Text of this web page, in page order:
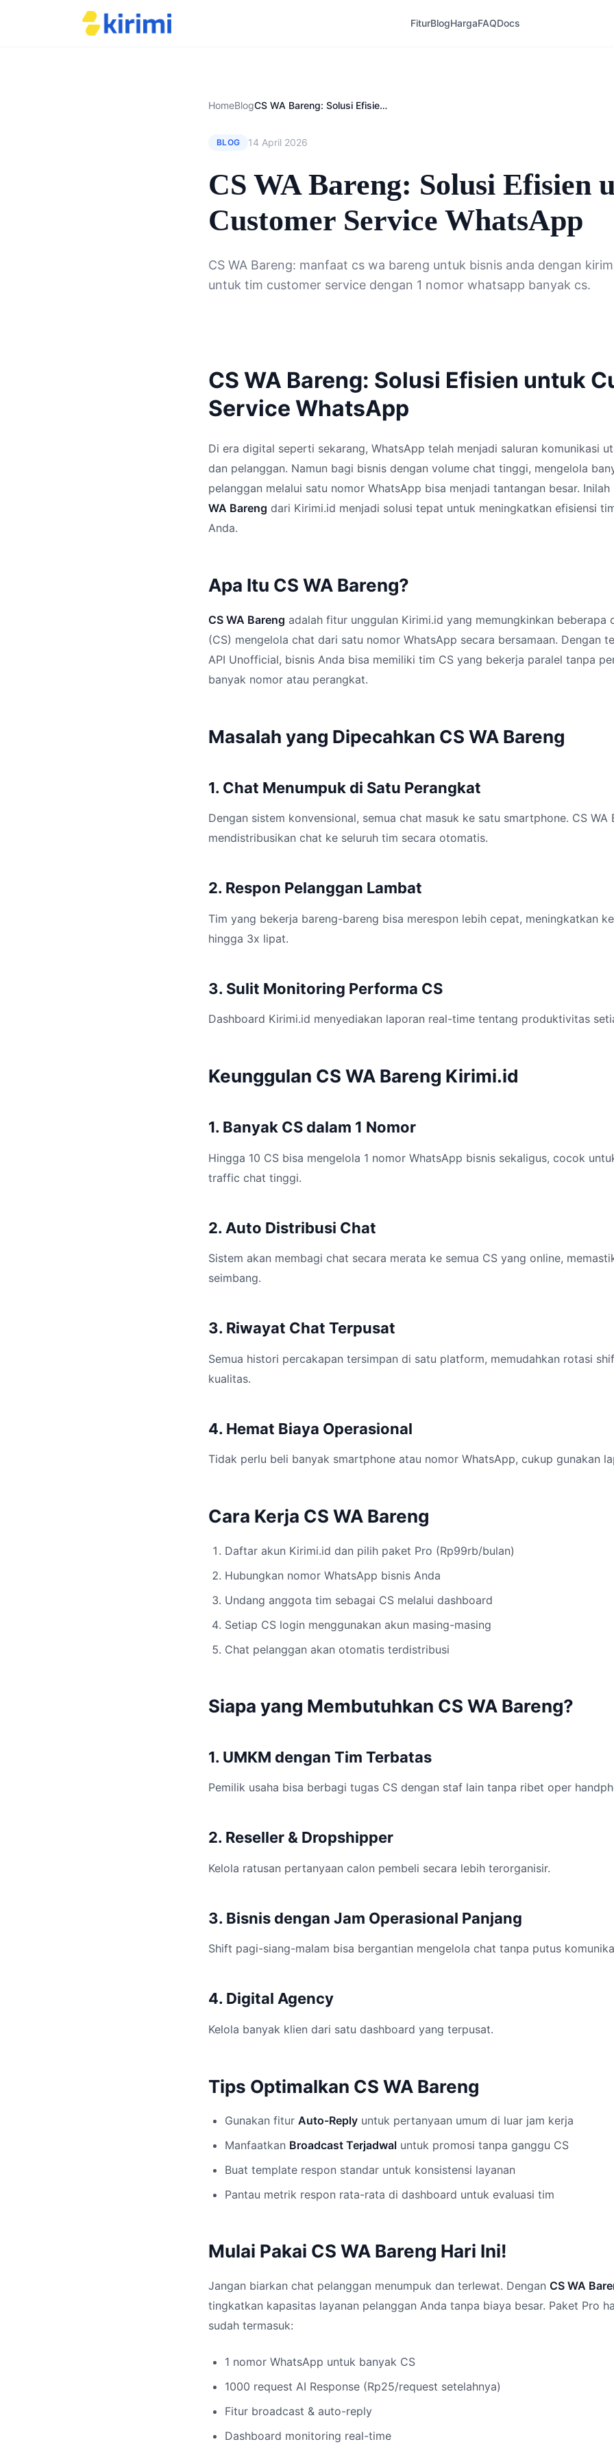
FiturBlogHargaFAQDocs
HomeBlog CS WA Bareng: Solusi Efisien untuk Customer Service WhatsApp
BLOG 14 April 2026
CS WA Bareng: Solusi Efisien
Customer Service WhatsApp
CS WA Bareng: manfaat cs wa bareng untuk bisnis anda dengan
untuk tim customer service dengan 1 nomor whatsapp banyak cs.
CS WA Bareng: Solusi Efisien untuk
Service WhatsApp
Di era digital seperti sekarang, WhatsApp telah menjadi saluran komunikasi
dan pelanggan. Namun bagi bisnis dengan volume chat tinggi, mengelola
pelanggan melalui satu nomor WhatsApp bisa menjadi tantangan besar.
WA Bareng dari Kirimi.id menjadi solusi tepat untuk meningkatkan efisiensi
Anda.
Apa Itu CS WA Bareng?
CS WA Bareng adalah fitur unggulan Kirimi.id yang memungkinkan beberapa
(CS) mengelola chat dari satu nomor WhatsApp secara bersamaan. Dengan
API Unofficial, bisnis Anda bisa memiliki tim CS yang bekerja paralel tanpa
banyak nomor atau perangkat.
Masalah yang Dipecahkan CS WA Bareng
1. Chat Menumpuk di Satu Perangkat
Dengan sistem konvensional, semua chat masuk ke satu smartphone. CS WA
mendistribusikan chat ke seluruh tim secara otomatis.
2. Respon Pelanggan Lambat
Tim yang bekerja bareng-bareng bisa merespon lebih cepat, meningkatkan
hingga 3x lipat.
3. Sulit Monitoring Performa CS
Dashboard Kirimi.id menyediakan laporan real-time tentang produktivitas
Keunggulan CS WA Bareng Kirimi.id
1. Banyak CS dalam 1 Nomor
Hingga 10 CS bisa mengelola 1 nomor WhatsApp bisnis sekaligus, cocok
traffic chat tinggi.
2. Auto Distribusi Chat
Sistem akan membagi chat secara merata ke semua CS yang online,
seimbang.
3. Riwayat Chat Terpusat
Semua histori percakapan tersimpan di satu platform, memudahkan rotasi
kualitas.
4. Hemat Biaya Operasional
Tidak perlu beli banyak smartphone atau nomor WhatsApp, cukup gunakan
Cara Kerja CS WA Bareng
Daftar akun Kirimi.id dan pilih paket Pro (Rp99rb/bulan)
Hubungkan nomor WhatsApp bisnis Anda
Undang anggota tim sebagai CS melalui dashboard
Setiap CS login menggunakan akun masing-masing
Chat pelanggan akan otomatis terdistribusi
Siapa yang Membutuhkan CS WA Bareng?
1. UMKM dengan Tim Terbatas
Pemilik usaha bisa berbagi tugas CS dengan staf lain tanpa ribet oper
2. Reseller & Dropshipper
Kelola ratusan pertanyaan calon pembeli secara lebih terorganisir.
3. Bisnis dengan Jam Operasional Panjang
Shift pagi-siang-malam bisa bergantian mengelola chat tanpa putus
4. Digital Agency
Kelola banyak klien dari satu dashboard yang terpusat.
Tips Optimalkan CS WA Bareng
Gunakan fitur Auto-Reply untuk pertanyaan umum di luar jam kerja
Manfaatkan Broadcast Terjadwal untuk promosi tanpa ganggu CS
Buat template respon standar untuk konsistensi layanan
Pantau metrik respon rata-rata di dashboard untuk evaluasi tim
Mulai Pakai CS WA Bareng Hari Ini!
Jangan biarkan chat pelanggan menumpuk dan terlewat. Dengan CS WA
tingkatkan kapasitas layanan pelanggan Anda tanpa biaya besar. Paket Pro
sudah termasuk:
1 nomor WhatsApp untuk banyak CS
1000 request AI Response (Rp25/request setelahnya)
Fitur broadcast & auto-reply
Dashboard monitoring real-time